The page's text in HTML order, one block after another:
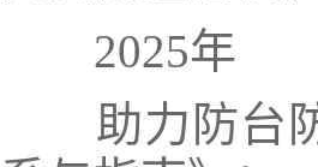
2025年
助力防台